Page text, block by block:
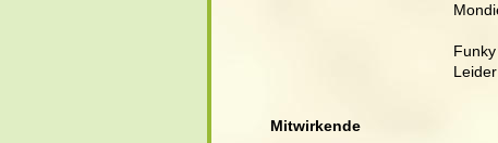
Mitwirkende